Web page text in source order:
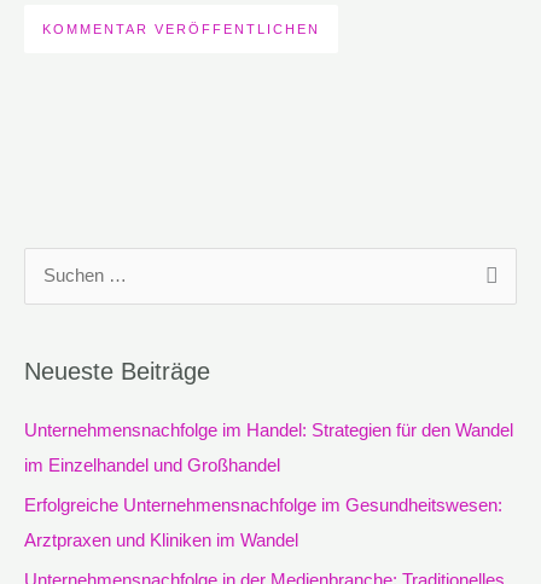
h
e
n
Neueste Beiträge
Unternehmensnachfolge im Handel: Strategien für den Wandel
im Einzelhandel und Großhandel
Erfolgreiche Unternehmensnachfolge im Gesundheitswesen:
Arztpraxen und Kliniken im Wandel
Unternehmensnachfolge in der Medienbranche: Traditionelles